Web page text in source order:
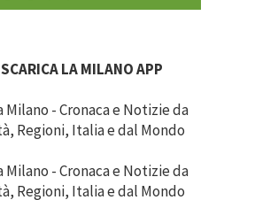
SCARICA LA MILANO APP